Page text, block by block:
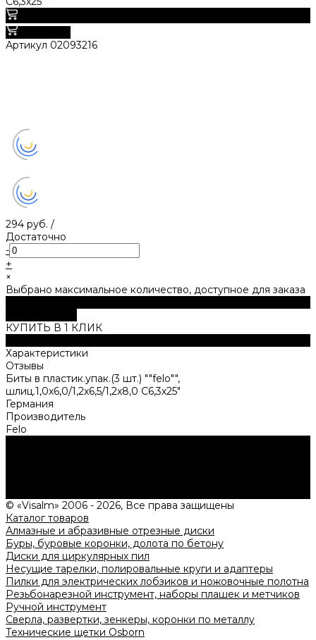
Артикул 02093216
294 руб. /
Достаточно
-
+
×
Выбрано максимальное количество, доступное для заказа
КУПИТЬ В 1 КЛИК
Характеристики
Отзывы
Биты в пластик.упак.(3 шт.) ""felo"",
шлиц.1,0х6,0/1,2х6,5/1,2х8,0 С6,3х25"
Германия
Производитель
Felo
© «Visalm» 2006 - 2026, Все права защищены
Каталог товаров
Алмазные и абразивные отрезные диски
Буры, буровые коронки, долота по бетону
Диски для циркулярных пил
Несущие тарелки, полировальные круги и адаптеры
Пилки для электрических лобзиков и ножовочные полотна
Резьбонарезной инструмент, наборы плашек и метчиков
Ручной инструмент
Сверла, развертки, зенкеры, коронки по металлу
Технические щетки Osborn